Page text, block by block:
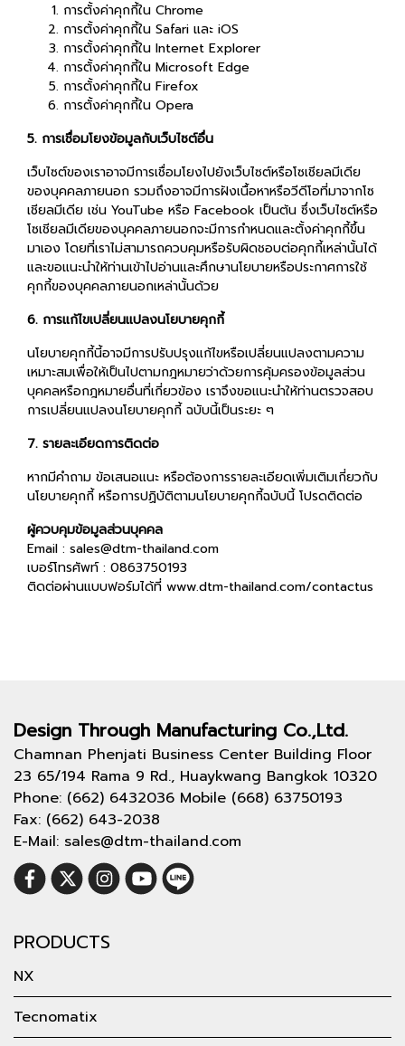
การตั้งค่าคุกกี้ใน Chrome
การตั้งค่าคุกกี้ใน Safari และ iOS
การตั้งค่าคุกกี้ใน Internet Explorer
การตั้งค่าคุกกี้ใน Microsoft Edge
การตั้งค่าคุกกี้ใน Firefox
การตั้งค่าคุกกี้ใน Opera
5. การเชื่อมโยงข้อมูลกับเว็บไซต์อื่น
เว็บไซต์ของเราอาจมีการเชื่อมโยงไปยังเว็บไซต์หรือโซเชียลมีเดีย
ของบุคคลภายนอก รวมถึงอาจมีการฝังเนื้อหาหรือวีดีโอที่มาจากโซ
เชียลมีเดีย เช่น YouTube หรือ Facebook เป็นต้น ซึ่งเว็บไซต์หรือ
โซเชียลมีเดียของบุคคลภายนอกจะมีการกำหนดและตั้งค่าคุกกี้ขึ้น
มาเอง โดยที่เราไม่สามารถควบคุมหรือรับผิดชอบต่อคุกกี้เหล่านั้นได้
และขอแนะนำให้ท่านเข้าไปอ่านและศึกษานโยบายหรือประกาศการใช้
คุกกี้ของบุคคลภายนอกเหล่านั้นด้วย
6. การแก้ไขเปลี่ยนแปลงนโยบายคุกกี้
นโยบายคุกกี้นี้อาจมีการปรับปรุงแก้ไขหรือเปลี่ยนแปลงตามความ
เหมาะสมเพื่อให้เป็นไปตามกฎหมายว่าด้วยการคุ้มครองข้อมูลส่วน
บุคคลหรือกฎหมายอื่นที่เกี่ยวข้อง เราจึงขอแนะนำให้ท่านตรวจสอบ
การเปลี่ยนแปลงนโยบายคุกกี้ ฉบับนี้เป็นระยะ ๆ
7. รายละเอียดการติดต่อ
หากมีคำถาม ข้อเสนอแนะ หรือต้องการรายละเอียดเพิ่มเติมเกี่ยวกับ
นโยบายคุกกี้ หรือการปฏิบัติตามนโยบายคุกกี้ฉบับนี้ โปรดติดต่อ
ผู้ควบคุมข้อมูลส่วนบุคคล
Email : sales@dtm-thailand.com
เบอร์โทรศัพท์ : 0863750193
ติดต่อผ่านแบบฟอร์มได้ที่ www.dtm-thailand.com/contactus
Design Through Manufacturing Co.,Ltd.
Chamnan Phenjati Business Center Building Floor
23 65/194 Rama 9 Rd., Huaykwang Bangkok 10320
Phone: (662) 6432036 Mobile (668) 63750193
Fax: (662) 643-2038
E-Mail: sales@dtm-thailand.com
PRODUCTS
NX
Tecnomatix